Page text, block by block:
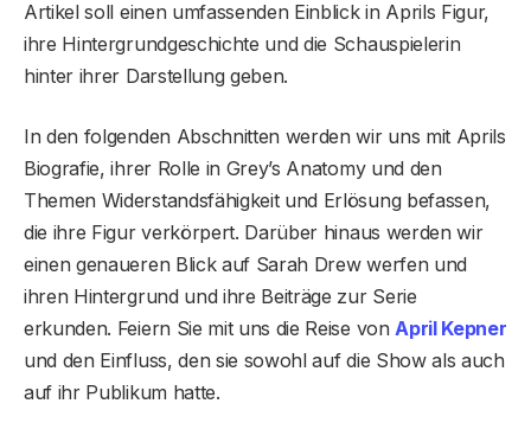
Artikel soll einen umfassenden Einblick in Aprils Figur,
ihre Hintergrundgeschichte und die Schauspielerin
hinter ihrer Darstellung geben.
In den folgenden Abschnitten werden wir uns mit Aprils
Biografie, ihrer Rolle in Grey’s Anatomy und den
Themen Widerstandsfähigkeit und Erlösung befassen,
die ihre Figur verkörpert. Darüber hinaus werden wir
einen genaueren Blick auf Sarah Drew werfen und
ihren Hintergrund und ihre Beiträge zur Serie
erkunden. Feiern Sie mit uns die Reise von April Kepner
und den Einfluss, den sie sowohl auf die Show als auch
auf ihr Publikum hatte.